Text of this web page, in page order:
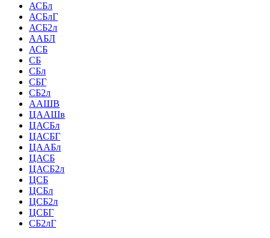
АСБл
АСБлГ
АСБ2л
ААБЛ
АСБ
СБ
СБл
СБГ
СБ2л
ААШВ
ЦААШв
ЦАСБл
ЦАСБГ
ЦААБл
ЦАСБ
ЦАСБ2л
ЦСБ
ЦСБл
ЦСБ2л
ЦСБГ
СБ2лГ